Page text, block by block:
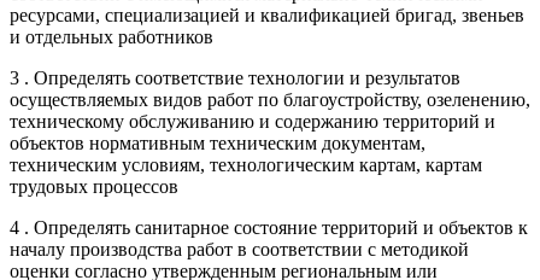
ресурсами, специализацией и квалификацией бригад, звеньев
и отдельных работников
3 . Определять соответствие технологии и результатов
осуществляемых видов работ по благоустройству, озеленению,
техническому обслуживанию и содержанию территорий и
объектов нормативным техническим документам,
техническим условиям, технологическим картам, картам
трудовых процессов
4 . Определять санитарное состояние территорий и объектов к
началу производства работ в соответствии с методикой
оценки согласно утвержденным региональным или